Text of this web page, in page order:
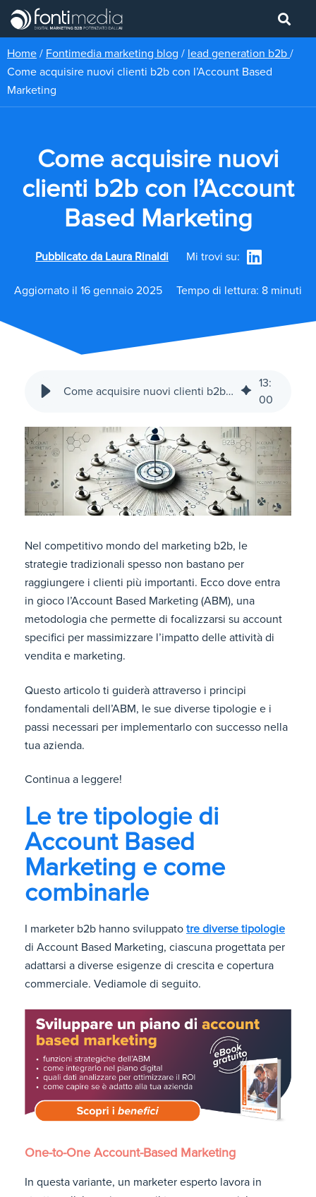
Home / Fontimedia marketing blog / lead generation b2b /
Come acquisire nuovi clienti b2b con l’Account Based
Marketing
Come acquisire nuovi
clienti b2b con l’Account
Based Marketing
Pubblicato da Laura Rinaldi Mi trovi su:
Aggiornato il 16 gennaio 2025 Tempo di lettura: 8 minuti
Come acquisire nuovi clienti b2b con l’Account Based Marketing
13:
00
Nel competitivo mondo del marketing b2b, le
strategie tradizionali spesso non bastano per
raggiungere i clienti più importanti. Ecco dove entra
in gioco l’Account Based Marketing (ABM), una
metodologia che permette di focalizzarsi su account
specifici per massimizzare l’impatto delle attività di
vendita e marketing.
Questo articolo ti guiderà attraverso i principi
fondamentali dell’ABM, le sue diverse tipologie e i
passi necessari per implementarlo con successo nella
tua azienda.
Continua a leggere!
Le tre tipologie di
Account Based
Marketing e come
combinarle
I marketer b2b hanno sviluppato tre diverse tipologie
di Account Based Marketing, ciascuna progettata per
adattarsi a diverse esigenze di crescita e copertura
commerciale. Vediamole di seguito.
One-to-One Account-Based Marketing
In questa variante, un marketer esperto lavora in